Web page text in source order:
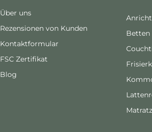
Über uns
Rezensionen von Kunden
Kontaktformular
FSC Zertifikat
Blog
Betten